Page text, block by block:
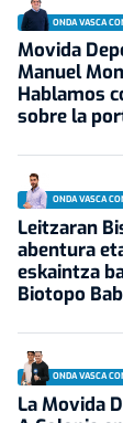
ONDA VASCA
Movida
Manuel
Hablamos
sobre la
ONDA VASCA
Leitzaran
abentura
eskaintza
Biotopo
ONDA VASCA
La Movida